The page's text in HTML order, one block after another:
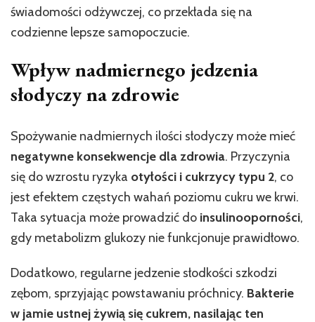
świadomości odżywczej, co przekłada się na
codzienne lepsze samopoczucie.
Wpływ nadmiernego jedzenia
słodyczy na zdrowie
Spożywanie nadmiernych ilości słodyczy może mieć
negatywne konsekwencje dla zdrowia. Przyczynia
się do wzrostu ryzyka otyłości i cukrzycy typu 2, co
jest efektem częstych wahań poziomu cukru we krwi.
Taka sytuacja może prowadzić do insulinooporności,
gdy metabolizm glukozy nie funkcjonuje prawidłowo.
Dodatkowo, regularne jedzenie słodkości szkodzi
zębom, sprzyjając powstawaniu próchnicy. Bakterie
w jamie ustnej żywią się cukrem, nasilając ten